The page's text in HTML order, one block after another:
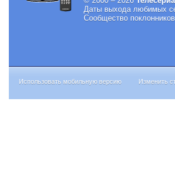
Даты выхода любимых
Сообщество
Использовать мобильную версию Изменить